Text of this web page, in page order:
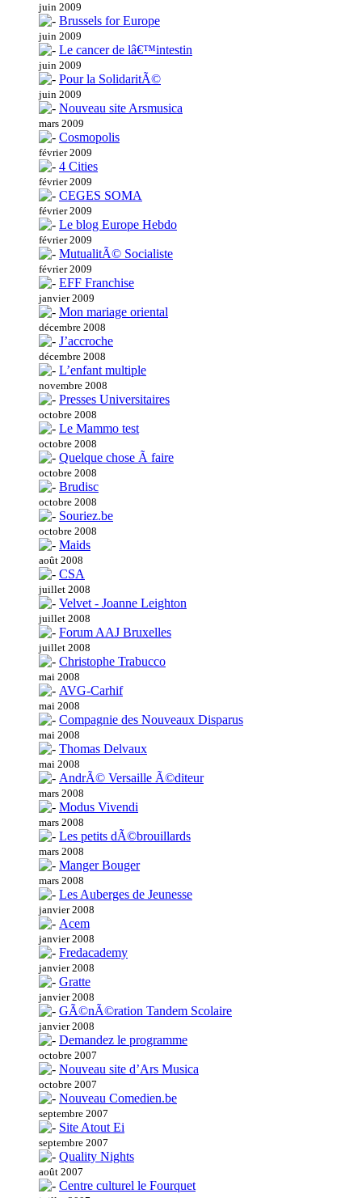
juin 2009
Brussels for Europe
juin 2009
Le cancer de lâ€™intestin
juin 2009
Pour la SolidaritÃ©
juin 2009
Nouveau site Arsmusica
mars 2009
Cosmopolis
février 2009
4 Cities
février 2009
CEGES SOMA
février 2009
Le blog Europe Hebdo
février 2009
MutualitÃ© Socialiste
février 2009
EFF Franchise
janvier 2009
Mon mariage oriental
décembre 2008
J’accroche
décembre 2008
L’enfant multiple
novembre 2008
Presses Universitaires
octobre 2008
Le Mammo test
octobre 2008
Quelque chose Ã faire
octobre 2008
Brudisc
octobre 2008
Souriez.be
octobre 2008
Maids
août 2008
CSA
juillet 2008
Velvet - Joanne Leighton
juillet 2008
Forum AAJ Bruxelles
juillet 2008
Christophe Trabucco
mai 2008
AVG-Carhif
mai 2008
Compagnie des Nouveaux Disparus
mai 2008
Thomas Delvaux
mai 2008
AndrÃ© Versaille Ã©diteur
mars 2008
Modus Vivendi
mars 2008
Les petits dÃ©brouillards
mars 2008
Manger Bouger
mars 2008
Les Auberges de Jeunesse
janvier 2008
Acem
janvier 2008
Fredacademy
janvier 2008
Gratte
janvier 2008
GÃ©nÃ©ration Tandem Scolaire
janvier 2008
Demandez le programme
octobre 2007
Nouveau site d’Ars Musica
octobre 2007
Nouveau Comedien.be
septembre 2007
Site Atout Ei
septembre 2007
Quality Nights
août 2007
Centre culturel le Fourquet